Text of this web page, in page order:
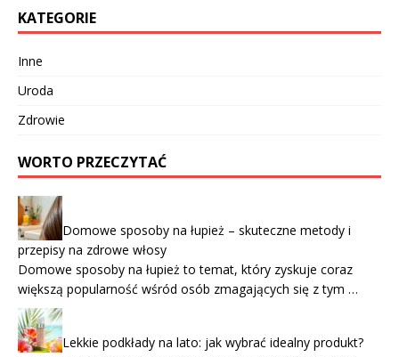
KATEGORIE
Inne
Uroda
Zdrowie
WORTO PRZECZYTAĆ
Domowe sposoby na łupież – skuteczne metody i
przepisy na zdrowe włosy
Domowe sposoby na łupież to temat, który zyskuje coraz
większą popularność wśród osób zmagających się z tym …
Lekkie podkłady na lato: jak wybrać idealny produkt?